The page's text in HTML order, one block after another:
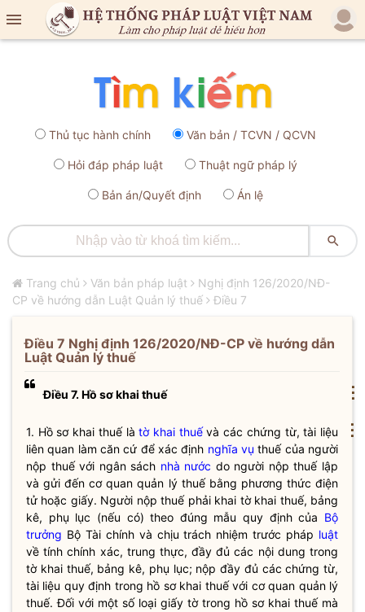

Thủ tục hành chính Văn bản / TCVN / QCVN
Hỏi đáp pháp luật Thuật ngữ pháp lý
Bản án/Quyết định Án lệ

Trang chủ Văn bản pháp luật
Nghị định 126/2020/NĐ-
CP về hướng dẫn Luật Quản lý thuế
Điều 7
Điều 7 Nghị định 126/2020/NĐ-CP về hướng dẫn
Luật Quản lý thuế
Điều 7. Hồ sơ khai thuế
1. Hồ sơ khai thuế làtờ khai thuếvà các chứng từ, tài liệu
liên quan làm căn cứ để xác định nghĩa vụ thuế của người
nộp thuế với ngân sách nhà nước do người nộp thuế lập
và gửi đến cơ quan quản lý thuế bằng phương thức điện
tử hoặc giấy. Người nộp thuế phải khai tờ khai thuế, bảng
kê, phụ lục (nếu có) theo đúng mẫu quy định của Bộ
trưởng Bộ Tài chính và chịu trách nhiệm trước pháp luật
về tính chính xác, trung thực, đầy đủ các nội dung trong
tờ khai thuế, bảng kê, phụ lục; nộp đầy đủ các chứng từ,
tài liệu quy định trong hồ sơ khai thuế với cơ quan quản lý
thuế. Đối với một số loại giấy tờ trong hồ sơ khai thuế mà
⋮
⋮